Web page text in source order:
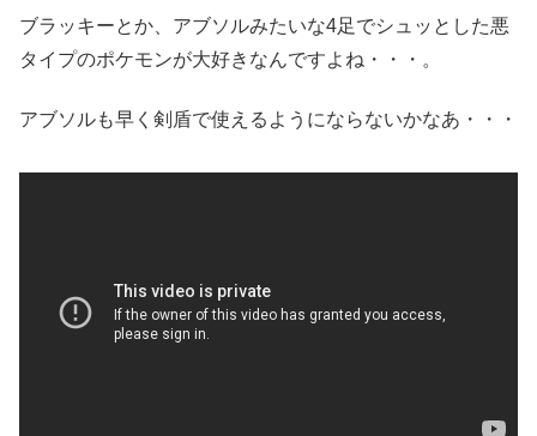
ブラッキーとか、アブソルみたいな4足でシュッとした悪
タイプのポケモンが大好きなんですよね・・・。
アブソルも早く剣盾で使えるようにならないかなあ・・・